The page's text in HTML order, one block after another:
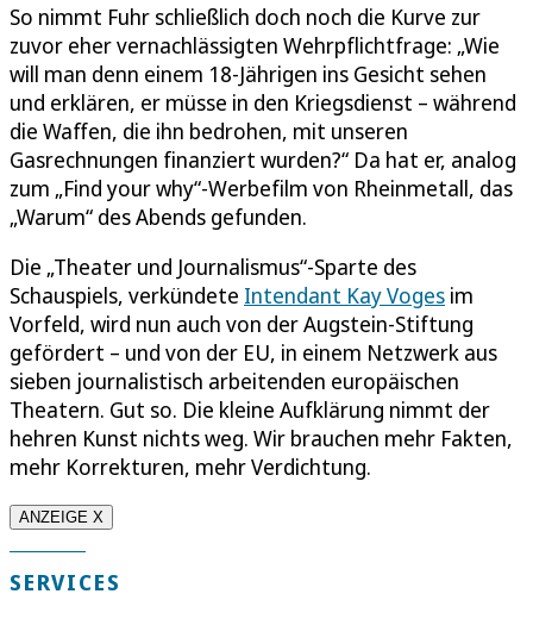
So nimmt Fuhr schließlich doch noch die Kurve zur
zuvor eher vernachlässigten Wehrpflichtfrage: „Wie
will man denn einem 18-Jährigen ins Gesicht sehen
und erklären, er müsse in den Kriegsdienst – während
die Waffen, die ihn bedrohen, mit unseren
Gasrechnungen finanziert wurden?“ Da hat er, analog
zum „Find your why“-Werbefilm von Rheinmetall, das
„Warum“ des Abends gefunden.
Die „Theater und Journalismus“-Sparte des
Schauspiels, verkündete Intendant Kay Voges im
Vorfeld, wird nun auch von der Augstein-Stiftung
gefördert – und von der EU, in einem Netzwerk aus
sieben journalistisch arbeitenden europäischen
Theatern. Gut so. Die kleine Aufklärung nimmt der
hehren Kunst nichts weg. Wir brauchen mehr Fakten,
mehr Korrekturen, mehr Verdichtung.
ANZEIGE X
SERVICES